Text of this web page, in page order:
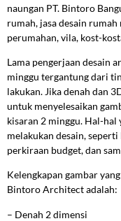
naungan PT. Bintoro
rumah, jasa desain
perumahan, vila, kost-
Lama pengerjaan desain
minggu tergantung dari
lakukan. Jika denah dan
untuk menyelesaikan
kisaran 2 minggu. Hal-hal
melakukan desain,
perkiraan budget, dan
Kelengkapan gambar
Bintoro Architect adalah:
– Denah 2 dimensi